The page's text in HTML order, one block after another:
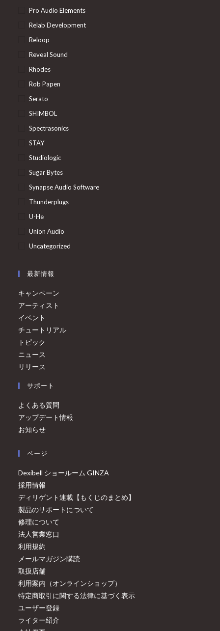
Pro Audio Elements
Relab Development
Reloop
Reveal Sound
Rhodes
Rob Papen
Serato
SHIMBOL
Spectrasonics
STAY
Studiologic
Sugar Bytes
Synapse Audio Software
Thunderplugs
U-He
Union Audio
Uncategorized
最新情報
キャンペーン
アーティスト
イベント
チュートリアル
トピック
ニュース
リリース
サポート
よくある質問
アップデート情報
お知らせ
ページ
Dexibell ショールーム GINZA
採用情報
ディリゲント連載【もくじのまとめ】
製品のサポートについて
修理について
法人営業窓口
利用規約
メールマガジン購読
取扱店舗
利用案内（オンラインショップ）
特定商取引に関する法律に基づく表示
ユーザー登録
ライター紹介